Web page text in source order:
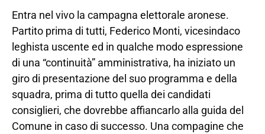
Entra nel vivo la campagna elettorale aronese.
Partito prima di tutti, Federico Monti, vicesindaco
leghista uscente ed in qualche modo espressione
di una “continuità” amministrativa, ha iniziato un
giro di presentazione del suo programma e della
squadra, prima di tutto quella dei candidati
consiglieri, che dovrebbe affiancarlo alla guida del
Comune in caso di successo. Una compagine che